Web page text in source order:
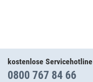
kostenlose Servicehotline
0800 767 84 66